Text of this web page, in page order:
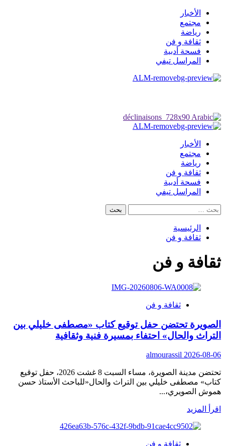
تخطي
المحتوى
الأخبار
مجتمع
رياضة
ثقافة و فن
فسحة أدبية
المراسل تيفي
القائمة
الأخبار
مجتمع
رياضة
ثقافة و فن
فسحة أدبية
المراسل تيفي
البحث
الرئيسية
ثقافة و فن
ثقافة و فن
ثقافة و فن
الصويرة تحتضن حفل توقيع كتاب «مصطفى خليلي بين
التراث والحال» احتفاء بمسيرة فنية وثقافية
almourassil 2026-08-06
تحتضن مدينة الصويرة، مساء السبت 8 غشت 2026، حفل توقيع
كتاب» مصطفى خليلي بين التراث والحال«للباحث الأستاذ حسن
هموش الصويري،...
اقرأ المزيد
عن
ثقافة و فن